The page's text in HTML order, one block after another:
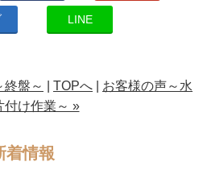
LINE
終盤～ TOPへ
お客様の声～水
付け作業～ »
着情報